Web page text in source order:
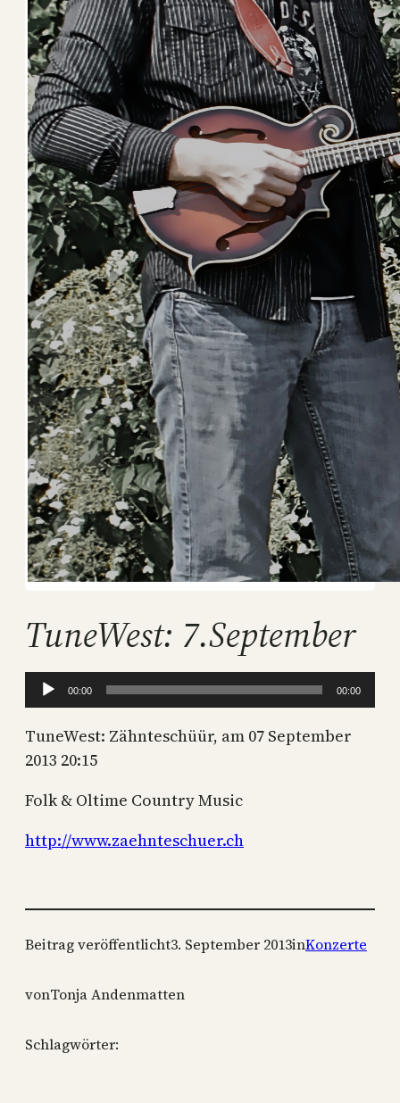
TuneWest: 7.September
Audio-
Player
00:00 00:00
TuneWest: Zähnteschüür, am 07 September
2013 20:15
Folk & Oltime Country Music
http://www.zaehnteschuer.ch
Beitrag veröffentlicht3. September 2013inKonzerte
vonTonja Andenmatten
Schlagwörter: